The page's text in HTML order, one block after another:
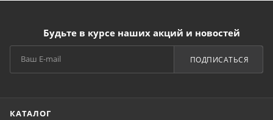
Будьте в курсе наших акций и новостей
ПОДПИСАТЬСЯ
КАТАЛОГ